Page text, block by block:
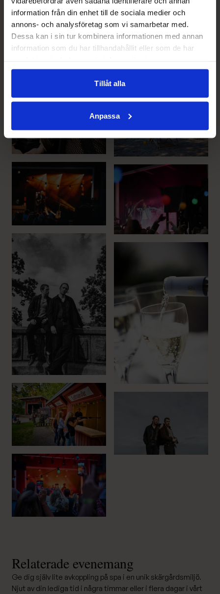
information från din enhet till de sociala medier och
annons- och analysföretag som vi samarbetar med.
Dessa kan i sin tur kombinera informationen med annan
information som du har tillhandahållit eller som de har
Tillåt alla
Anpassa
Relaterade evenemang
Ge dig själv lite avkoppling på spa i en unik skärgårdsmiljö.
Njut av din lediga tid i några timmar eller i flera dagar i vårt